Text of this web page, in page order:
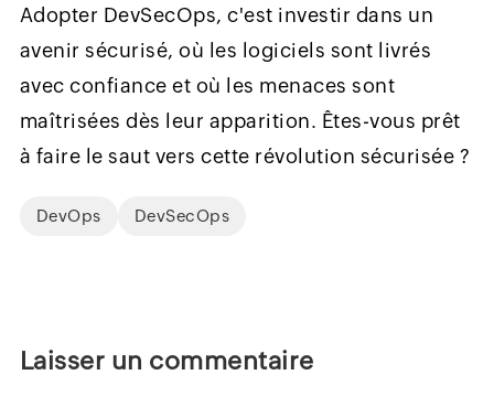
Adopter DevSecOps, c'est investir dans un
avenir sécurisé, où les logiciels sont livrés
avec confiance et où les menaces sont
maîtrisées dès leur apparition. Êtes-vous prêt
à faire le saut vers cette révolution sécurisée ?
DevOps DevSecOps
Laisser un commentaire